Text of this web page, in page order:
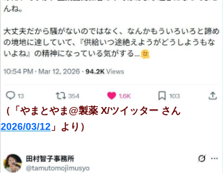
（「やまとやま@製薬 X/ツイッター さん
2026/03/12 」より）